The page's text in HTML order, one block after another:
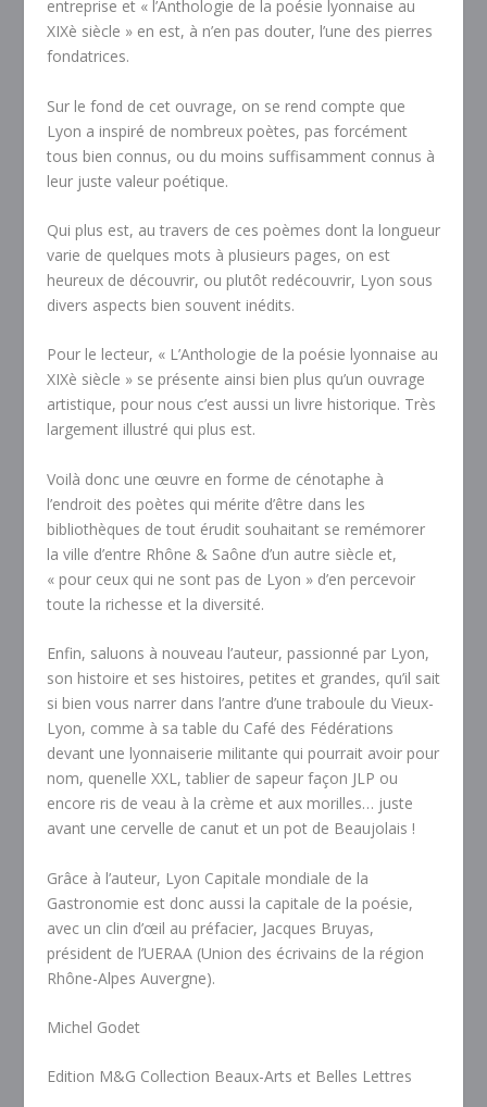
entreprise et « l’Anthologie de la poésie lyonnaise au
XIXè siècle » en est, à n’en pas douter, l’une des pierres
fondatrices.
Sur le fond de cet ouvrage, on se rend compte que
Lyon a inspiré de nombreux poètes, pas forcément
tous bien connus, ou du moins suffisamment connus à
leur juste valeur poétique.
Qui plus est, au travers de ces poèmes dont la longueur
varie de quelques mots à plusieurs pages, on est
heureux de découvrir, ou plutôt redécouvrir, Lyon sous
divers aspects bien souvent inédits.
Pour le lecteur, « L’Anthologie de la poésie lyonnaise au
XIXè siècle » se présente ainsi bien plus qu’un ouvrage
artistique, pour nous c’est aussi un livre historique. Très
largement illustré qui plus est.
Voilà donc une œuvre en forme de cénotaphe à
l’endroit des poètes qui mérite d’être dans les
bibliothèques de tout érudit souhaitant se remémorer
la ville d’entre Rhône & Saône d’un autre siècle et,
« pour ceux qui ne sont pas de Lyon » d’en percevoir
toute la richesse et la diversité.
Enfin, saluons à nouveau l’auteur, passionné par Lyon,
son histoire et ses histoires, petites et grandes, qu’il sait
si bien vous narrer dans l’antre d’une traboule du Vieux-
Lyon, comme à sa table du Café des Fédérations
devant une lyonnaiserie militante qui pourrait avoir pour
nom, quenelle XXL, tablier de sapeur façon JLP ou
encore ris de veau à la crème et aux morilles… juste
avant une cervelle de canut et un pot de Beaujolais !
Grâce à l’auteur, Lyon Capitale mondiale de la
Gastronomie est donc aussi la capitale de la poésie,
avec un clin d’œil au préfacier, Jacques Bruyas,
président de l’UERAA (Union des écrivains de la région
Rhône-Alpes Auvergne).
Michel Godet
Edition M&G Collection Beaux-Arts et Belles Lettres